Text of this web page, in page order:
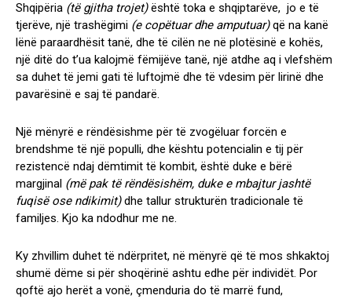
Shqipëria (të gjitha trojet)është toka e shqiptarëve, jo e të
tjerëve, një trashëgimi (e copëtuar dhe amputuar)që na kanë
lënë paraardhësit tanë, dhe të cilën ne në plotësinë e kohës,
një ditë do t’ua kalojmë fëmijëve tanë, një atdhe aq i vlefshëm
sa duhet të jemi gati të luftojmë dhe të vdesim për lirinë dhe
pavarësinë e saj të pandarë.
Një mënyrë e rëndësishme për të zvogëluar forcën e
brendshme të një populli, dhe kështu potencialin e tij për
rezistencë ndaj dëmtimit të kombit, është duke e bërë
margjinal (më pak të rëndësishëm, duke e mbajtur jashtë
fuqisë ose ndikimit)dhe tallur strukturën tradicionale të
familjes. Kjo ka ndodhur me ne.
Ky zhvillim duhet të ndërpritet, në mënyrë që të mos shkaktoj
shumë dëme si për shoqërinë ashtu edhe për individët. Por
qoftë ajo herët a vonë, çmenduria do të marrë fund,